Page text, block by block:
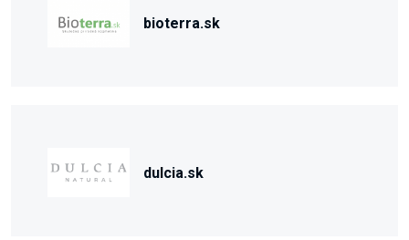
bioterra.sk
dulcia.sk